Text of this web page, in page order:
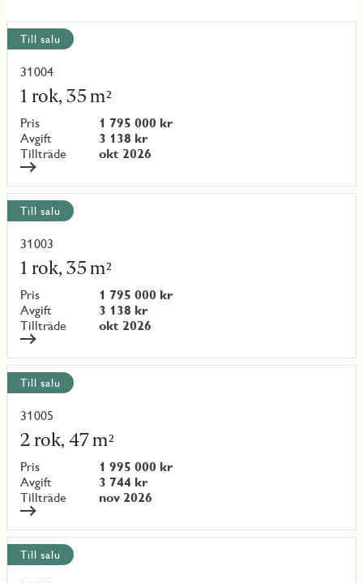
Visa
alla
objekt
Till salu
31004
1 rok, 35 m²
Pris
1 795 000 kr
Avgift
3 138 kr
Tillträde
okt 2026
Läs
mer
om
objekt
{objectNumber}
Till salu
31003
1 rok, 35 m²
Pris
1 795 000 kr
Avgift
3 138 kr
Tillträde
okt 2026
Läs
mer
om
objekt
{objectNumber}
Till salu
31005
2 rok, 47 m²
Pris
1 995 000 kr
Avgift
3 744 kr
Tillträde
nov 2026
Läs
mer
om
objekt
{objectNumber}
Till salu